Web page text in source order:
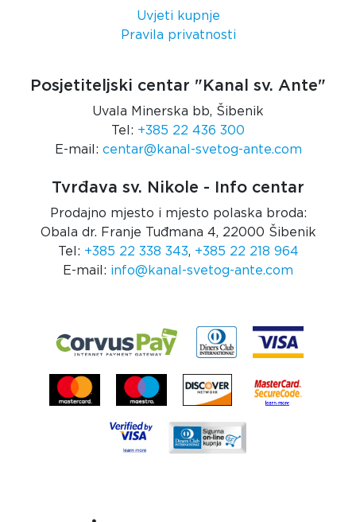
Uvjeti kupnje
Pravila privatnosti
Posjetiteljski centar "Kanal sv. Ante"
Uvala Minerska bb, Šibenik
Tel: +385 22 436 300
E-mail: centar@kanal-svetog-ante.com
Tvrđava sv. Nikole - Info centar
Prodajno mjesto i mjesto polaska broda:
Obala dr. Franje Tuđmana 4, 22000 Šibenik
Tel: +385 22 338 343, +385 22 218 964
E-mail: info@kanal-svetog-ante.com